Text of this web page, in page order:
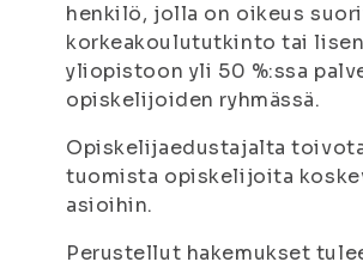
henkilö, jolla on oikeus
korkeakoulututkinto tai
yliopistoon yli 50 %:ssa
opiskelijoiden ryhmässä.
Opiskelijaedustajalta
tuomista opiskelijoita
asioihin.
Perustellut hakemukset